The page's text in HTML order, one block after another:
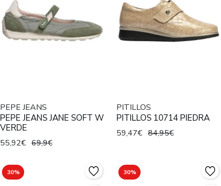
PEPE JEANS
PEPE JEANS JANE SOFT W
VERDE
55,92€ 69,9€
PITILLOS
PITILLOS 10714 PIEDRA
59,47€ 84,95€
30% 30%